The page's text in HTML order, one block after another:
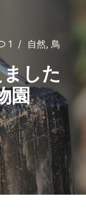
1 自然, 鳥
した
園